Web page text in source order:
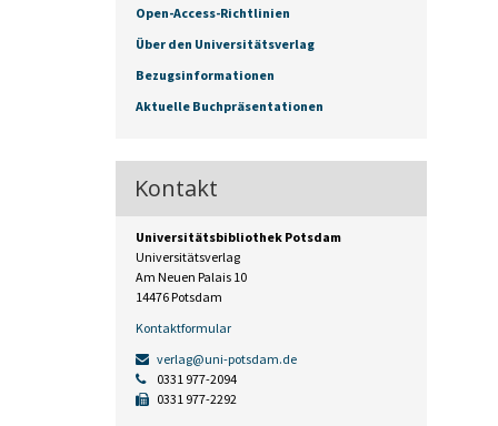
Open-Access-Richtlinien
Über den Universitätsverlag
Bezugsinformationen
Aktuelle Buchpräsentationen
Kontakt
Universitätsbibliothek Potsdam
Universitätsverlag
Am Neuen Palais 10
14476 Potsdam
Kontaktformular
verlag@uni-potsdam.de
0331 977-2094
0331 977-2292